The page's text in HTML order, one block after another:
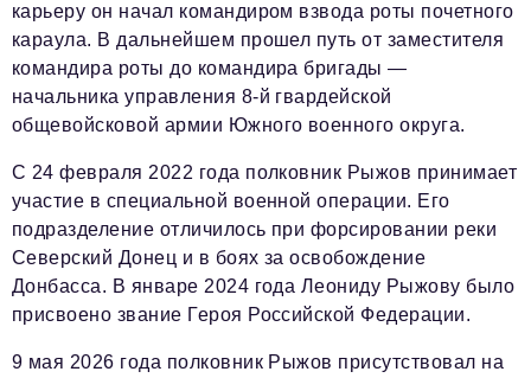
карьеру он начал командиром взвода роты почетного
караула. В дальнейшем прошел путь от заместителя
командира роты до командира бригады —
начальника управления 8-й гвардейской
общевойсковой армии Южного военного округа.
С 24 февраля 2022 года полковник Рыжов принимает
участие в специальной военной операции. Его
подразделение отличилось при форсировании реки
Северский Донец и в боях за освобождение
Донбасса. В январе 2024 года Леониду Рыжову было
присвоено звание Героя Российской Федерации.
9 мая 2026 года полковник Рыжов присутствовал на